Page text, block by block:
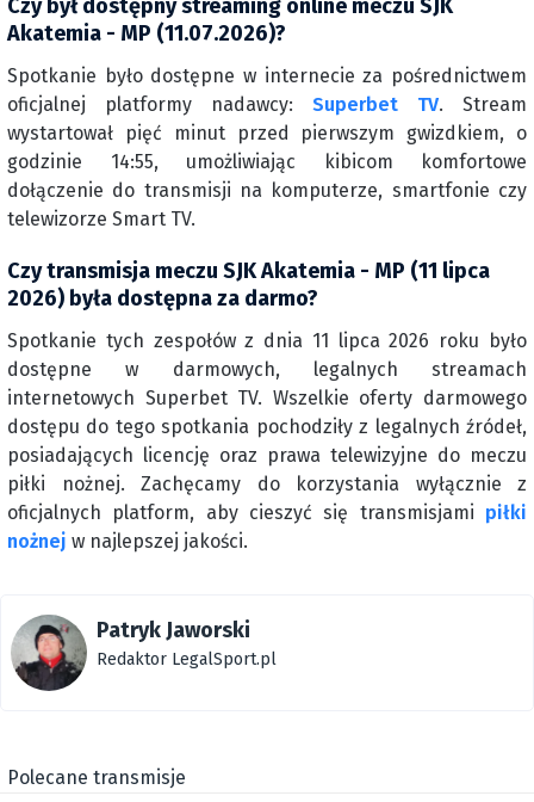
Czy był dostępny streaming online meczu SJK
Akatemia - MP (11.07.2026)?
Spotkanie było dostępne w internecie za pośrednictwem
oficjalnej platformy nadawcy: Superbet TV. Stream
wystartował pięć minut przed pierwszym gwizdkiem, o
godzinie 14:55, umożliwiając kibicom komfortowe
dołączenie do transmisji na komputerze, smartfonie czy
telewizorze Smart TV.
Czy transmisja meczu SJK Akatemia - MP (11 lipca
2026) była dostępna za darmo?
Spotkanie tych zespołów z dnia 11 lipca 2026 roku było
dostępne w darmowych, legalnych streamach
internetowych Superbet TV. Wszelkie oferty darmowego
dostępu do tego spotkania pochodziły z legalnych źródeł,
posiadających licencję oraz prawa telewizyjne do meczu
piłki nożnej. Zachęcamy do korzystania wyłącznie z
oficjalnych platform, aby cieszyć się transmisjami piłki
nożnej w najlepszej jakości.
Patryk Jaworski
Redaktor LegalSport.pl
Polecane transmisje